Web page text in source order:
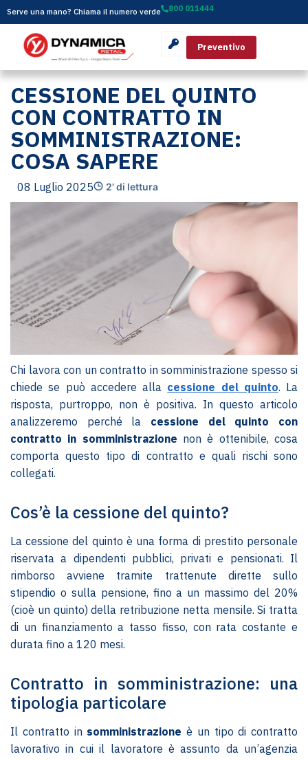
Serve una mano? Chiama il numero verde 800 011444
Preventivo
CESSIONE DEL QUINTO
CON CONTRATTO IN
SOMMINISTRAZIONE:
COSA SAPERE
08 Luglio 2025 2' di lettura
Chi lavora con un contratto in somministrazione spesso si
chiede se può accedere alla cessione del quinto. La
risposta, purtroppo, non è positiva. In questo articolo
analizzeremo perché la cessione del quinto con
contratto in somministrazione non è ottenibile, cosa
comporta questo tipo di contratto e quali rischi sono
collegati.
Cos’è la cessione del quinto?
La cessione del quinto è una forma di prestito personale
riservata a dipendenti pubblici, privati e pensionati. Il
rimborso avviene tramite trattenute dirette sullo
stipendio o sulla pensione, fino a un massimo del 20%
(cioè un quinto) della retribuzione netta mensile. Si tratta
di un finanziamento a tasso fisso, con rata costante e
durata fino a 120 mesi.
Contratto in somministrazione: una
tipologia particolare
Il contratto in somministrazione è un tipo di contratto
lavorativo in cui il lavoratore è assunto da un’agenzia